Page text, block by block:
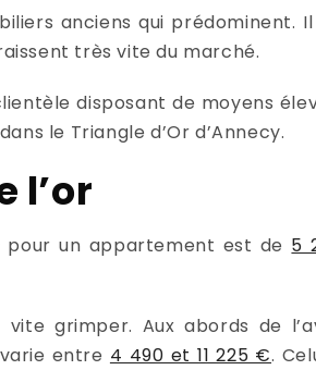
anciens qui prédominent.
très vite du marché.
disposant de moyens
le Triangle d’Or d’Annecy.
l’or
pour un appartement est de 5
grimper. Aux abords de
entre 4 490 et 11 225 €.